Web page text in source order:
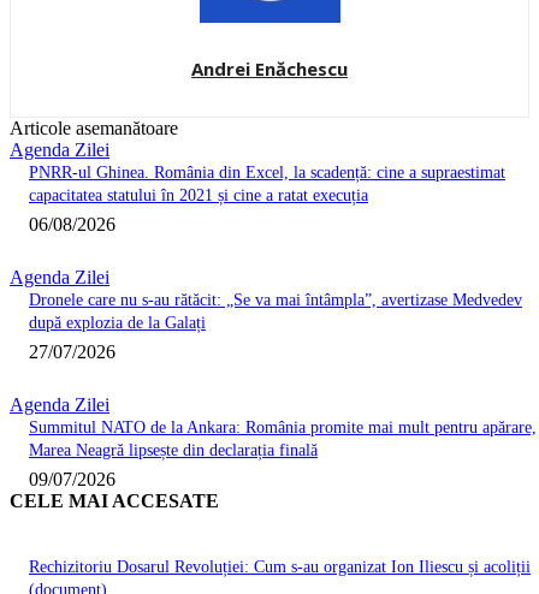
Andrei Enăchescu
Articole asemanătoare
Agenda Zilei
PNRR-ul Ghinea. România din Excel, la scadență: cine a supraestimat
capacitatea statului în 2021 și cine a ratat execuția
06/08/2026
Agenda Zilei
Dronele care nu s-au rătăcit: „Se va mai întâmpla”, avertizase Medvedev
după explozia de la Galați
27/07/2026
Agenda Zilei
Summitul NATO de la Ankara: România promite mai mult pentru apărare,
Marea Neagră lipsește din declarația finală
09/07/2026
CELE MAI ACCESATE
Rechizitoriu Dosarul Revoluției: Cum s-au organizat Ion Iliescu și acoliții
(document)